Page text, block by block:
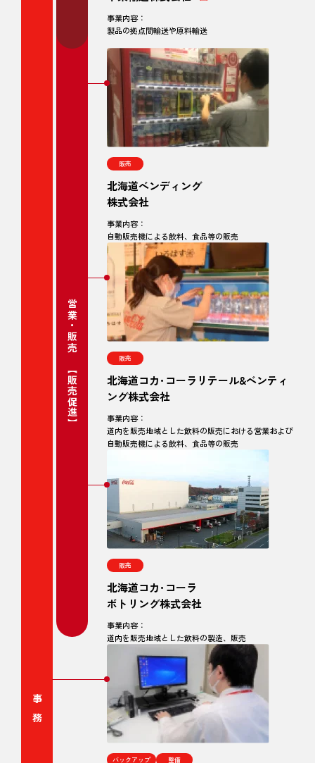
事務
営業・販売 【販売促進】
事業内容：
製品の拠点間輸送や原料輸送
販売
北海道ベンディング
株式会社
事業内容：
自動販売機による飲料、食品等の販売
販売
北海道コカ･コーラリテール&ベンティ
ング株式会社
事業内容：
道内を販売地域とした飲料の販売における営業および
自動販売機による飲料、食品等の販売
販売
北海道コカ･コーラ
ボトリング株式会社
事業内容：
道内を販売地域とした飲料の製造、販売
バックアップ 整備